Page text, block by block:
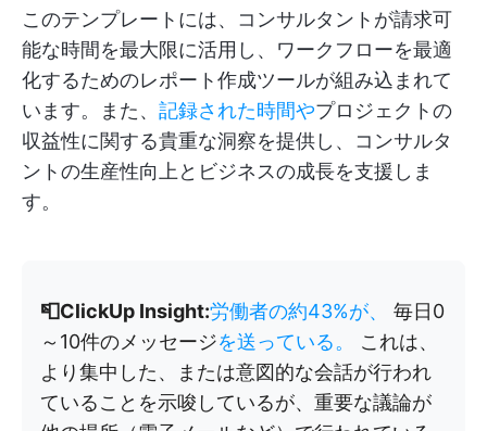
このテンプレートには、コンサルタントが請求可
能な時間を最大限に活用し、ワークフローを最適
化するためのレポート作成ツールが組み込まれて
います。また、 記録された時間やプロジェクトの
収益性に関する貴重な洞察を提供し、コンサルタ
ントの生産性向上とビジネスの成長を支援しま
す。
📮ClickUp Insight:労働者の約43%が、 毎日0
～10件のメッセージを送っている。 これは、
より集中した、または意図的な会話が行われ
ていることを示唆しているが、重要な議論が